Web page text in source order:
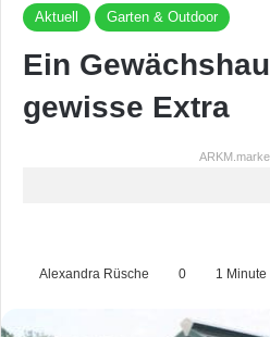
Aktuell Garten & Outdoor
Ein
gewisse Extra
Alexandra Rüsche 0 1